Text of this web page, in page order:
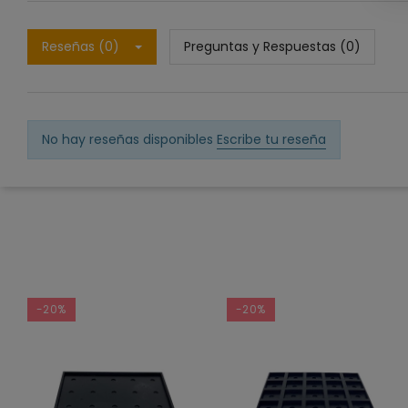
Reseñas (0) Preguntas y Respuestas (0)
No hay reseñas disponibles Escribe tu reseña
-20% -20%